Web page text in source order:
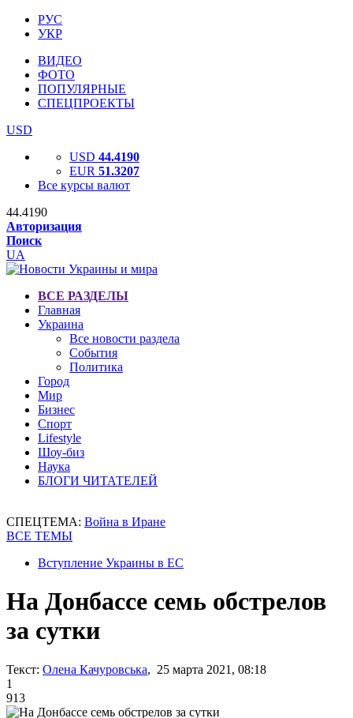
РУС
УКР
ВИДЕО
ФОТО
ПОПУЛЯРНЫЕ
СПЕЦПРОЕКТЫ
USD
USD 44.4190
EUR 51.3207
Все курсы валют
44.4190
Авторизация
Поиск
UA
ВСЕ РАЗДЕЛЫ
Главная
Украина
Все новости раздела
События
Политика
Город
Мир
Бизнес
Спорт
Lifestyle
Шоу-биз
Наука
БЛОГИ ЧИТАТЕЛЕЙ
СПЕЦТЕМА: Война в Иране
ВСЕ ТЕМЫ
Вступление Украины в ЕС
На Донбассе семь обстрелов
за сутки
Текст: Олена Качуровська, 25 марта 2021, 08:18
1
913